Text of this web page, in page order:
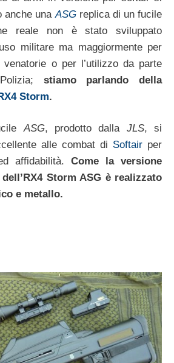
anche una ASGreplica di un fucile
reale non è stato sviluppato
militare ma maggiormente per
venatorie o per l’utilizzo da parte
stiamo parlando della
Storm.
ASG, prodotto dalla JLS, si
alle combat di Softair per
affidabilità. Come la versione
Storm ASG è realizzato
e metallo.